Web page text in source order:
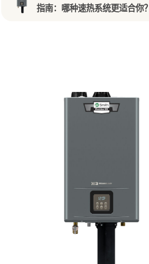
指南：哪种速热系统更适合你？